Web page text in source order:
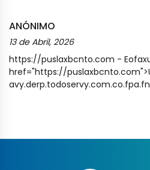
ANÓNIMO
13 de Abril, 2026
https://puslaxbcnto.com -
href="https://